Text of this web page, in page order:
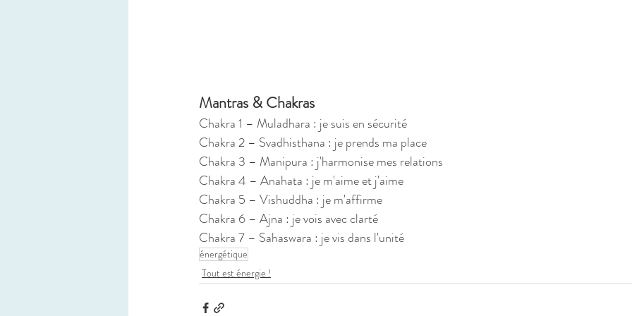
Mantras & Chakras
Chakra 1 – Muladhara : je suis en sécurité
Chakra 2 – Svadhisthana : je prends ma place
Chakra 3 – Manipura : j'harmonise mes relations
Chakra 4 – Anahata : je m'aime et j'aime
Chakra 5 – Vishuddha : je m'affirme
Chakra 6 – Ajna : je vois avec clarté
Chakra 7 – Sahaswara : je vis dans l'unité
énergétique
Tout est énergie !